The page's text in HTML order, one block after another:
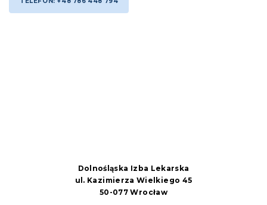
Dolnośląska Izba Lekarska
ul. Kazimierza Wielkiego 45
50-077 Wrocław